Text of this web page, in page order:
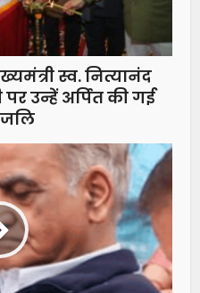
स्व. नित्यानंद
उन्हें अर्पित की गई